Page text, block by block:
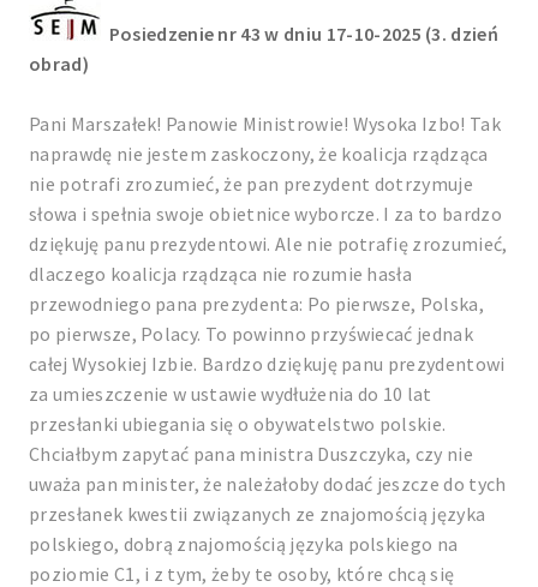
Posiedzenie nr 43 w dniu 17-10-2025 (3. dzień
obrad)
Pani Marszałek! Panowie Ministrowie! Wysoka Izbo! Tak
naprawdę nie jestem zaskoczony, że koalicja rządząca
nie potrafi zrozumieć, że pan prezydent dotrzymuje
słowa i spełnia swoje obietnice wyborcze. I za to bardzo
dziękuję panu prezydentowi. Ale nie potrafię zrozumieć,
dlaczego koalicja rządząca nie rozumie hasła
przewodniego pana prezydenta: Po pierwsze, Polska,
po pierwsze, Polacy. To powinno przyświecać jednak
całej Wysokiej Izbie. Bardzo dziękuję panu prezydentowi
za umieszczenie w ustawie wydłużenia do 10 lat
przesłanki ubiegania się o obywatelstwo polskie.
Chciałbym zapytać pana ministra Duszczyka, czy nie
uważa pan minister, że należałoby dodać jeszcze do tych
przesłanek kwestii związanych ze znajomością języka
polskiego, dobrą znajomością języka polskiego na
poziomie C1, i z tym, żeby te osoby, które chcą się